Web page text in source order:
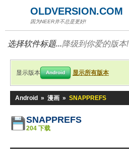
OLDVERSION.COM
因为NEER并不总是更好!
选择软件标题...降级到你爱的版本!
显示版本 Android 显示所有版本
Android » 漫画 » SNAPPREFS
SNAPPREFS
204 下载